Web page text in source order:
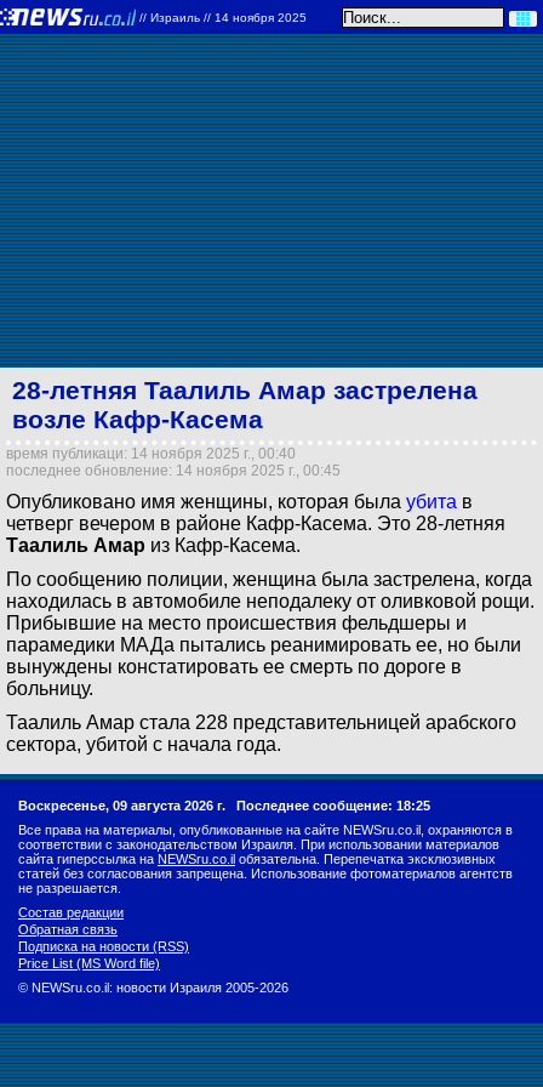
// Израиль // 14 ноября 2025
28-летняя Таалиль Амар застрелена
возле Кафр-Касема
время публикаци: 14 ноября 2025 г., 00:40
последнее обновление: 14 ноября 2025 г., 00:45
Опубликовано имя женщины, которая была убита в
четверг вечером в районе Кафр-Касема. Это 28-летняя
Таалиль Амар из Кафр-Касема.
По сообщению полиции, женщина была застрелена, когда
находилась в автомобиле неподалеку от оливковой рощи.
Прибывшие на место происшествия фельдшеры и
парамедики МАДа пытались реанимировать ее, но были
вынуждены констатировать ее смерть по дороге в
больницу.
Таалиль Амар стала 228 представительницей арабского
сектора, убитой с начала года.
Воскресенье, 09 августа 2026 г. Последнее сообщение: 18:25
Все права на материалы, опубликованные на сайте NEWSru.co.il, охраняются в
соответствии с законодательством Израиля. При использовании материалов
сайта гиперссылка на NEWSru.co.il обязательна. Перепечатка эксклюзивных
статей без согласования запрещена. Использование фотоматериалов агентств
не разрешается.
Состав редакции
Обратная связь
Подписка на новости (RSS)
Price List (MS Word file)
© NEWSru.co.il: новости Израиля 2005-2026